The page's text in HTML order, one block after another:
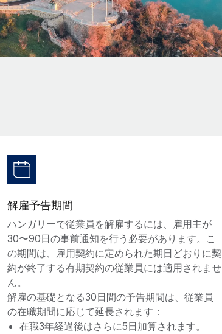
解雇予告期間
ハンガリーで従業員を解雇するには、雇用主が
30〜90日の事前通知を行う必要があります。こ
の期間は、雇用契約に定められた期日どおりに契
約が終了する有期契約の従業員には適用されませ
ん。
解雇の基礎となる30日間の予告期間は、従業員
の在職期間に応じて延長されます：
在職3年経過後はさらに5日加算されます。